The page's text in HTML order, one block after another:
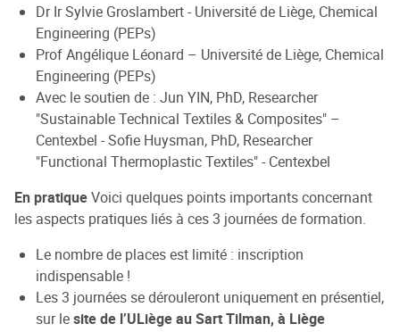
Dr Ir Sylvie Groslambert - Université de Liège, Chemical
Engineering (PEPs)
Prof Angélique Léonard – Université de Liège, Chemical
Engineering (PEPs)
Avec le soutien de : Jun YIN, PhD, Researcher
"Sustainable Technical Textiles & Composites" –
Centexbel - Sofie Huysman, PhD, Researcher
"Functional Thermoplastic Textiles" - Centexbel
En pratiqueVoici quelques points importants concernant
les aspects pratiques liés à ces 3 journées de formation.
Le nombre de places est limité : inscription
indispensable !
Les 3 journées se dérouleront uniquement en présentiel,
sur lesite de l’ULiège au Sart Tilman, à Liège